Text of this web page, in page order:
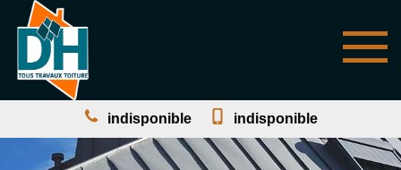
indisponible indisponible